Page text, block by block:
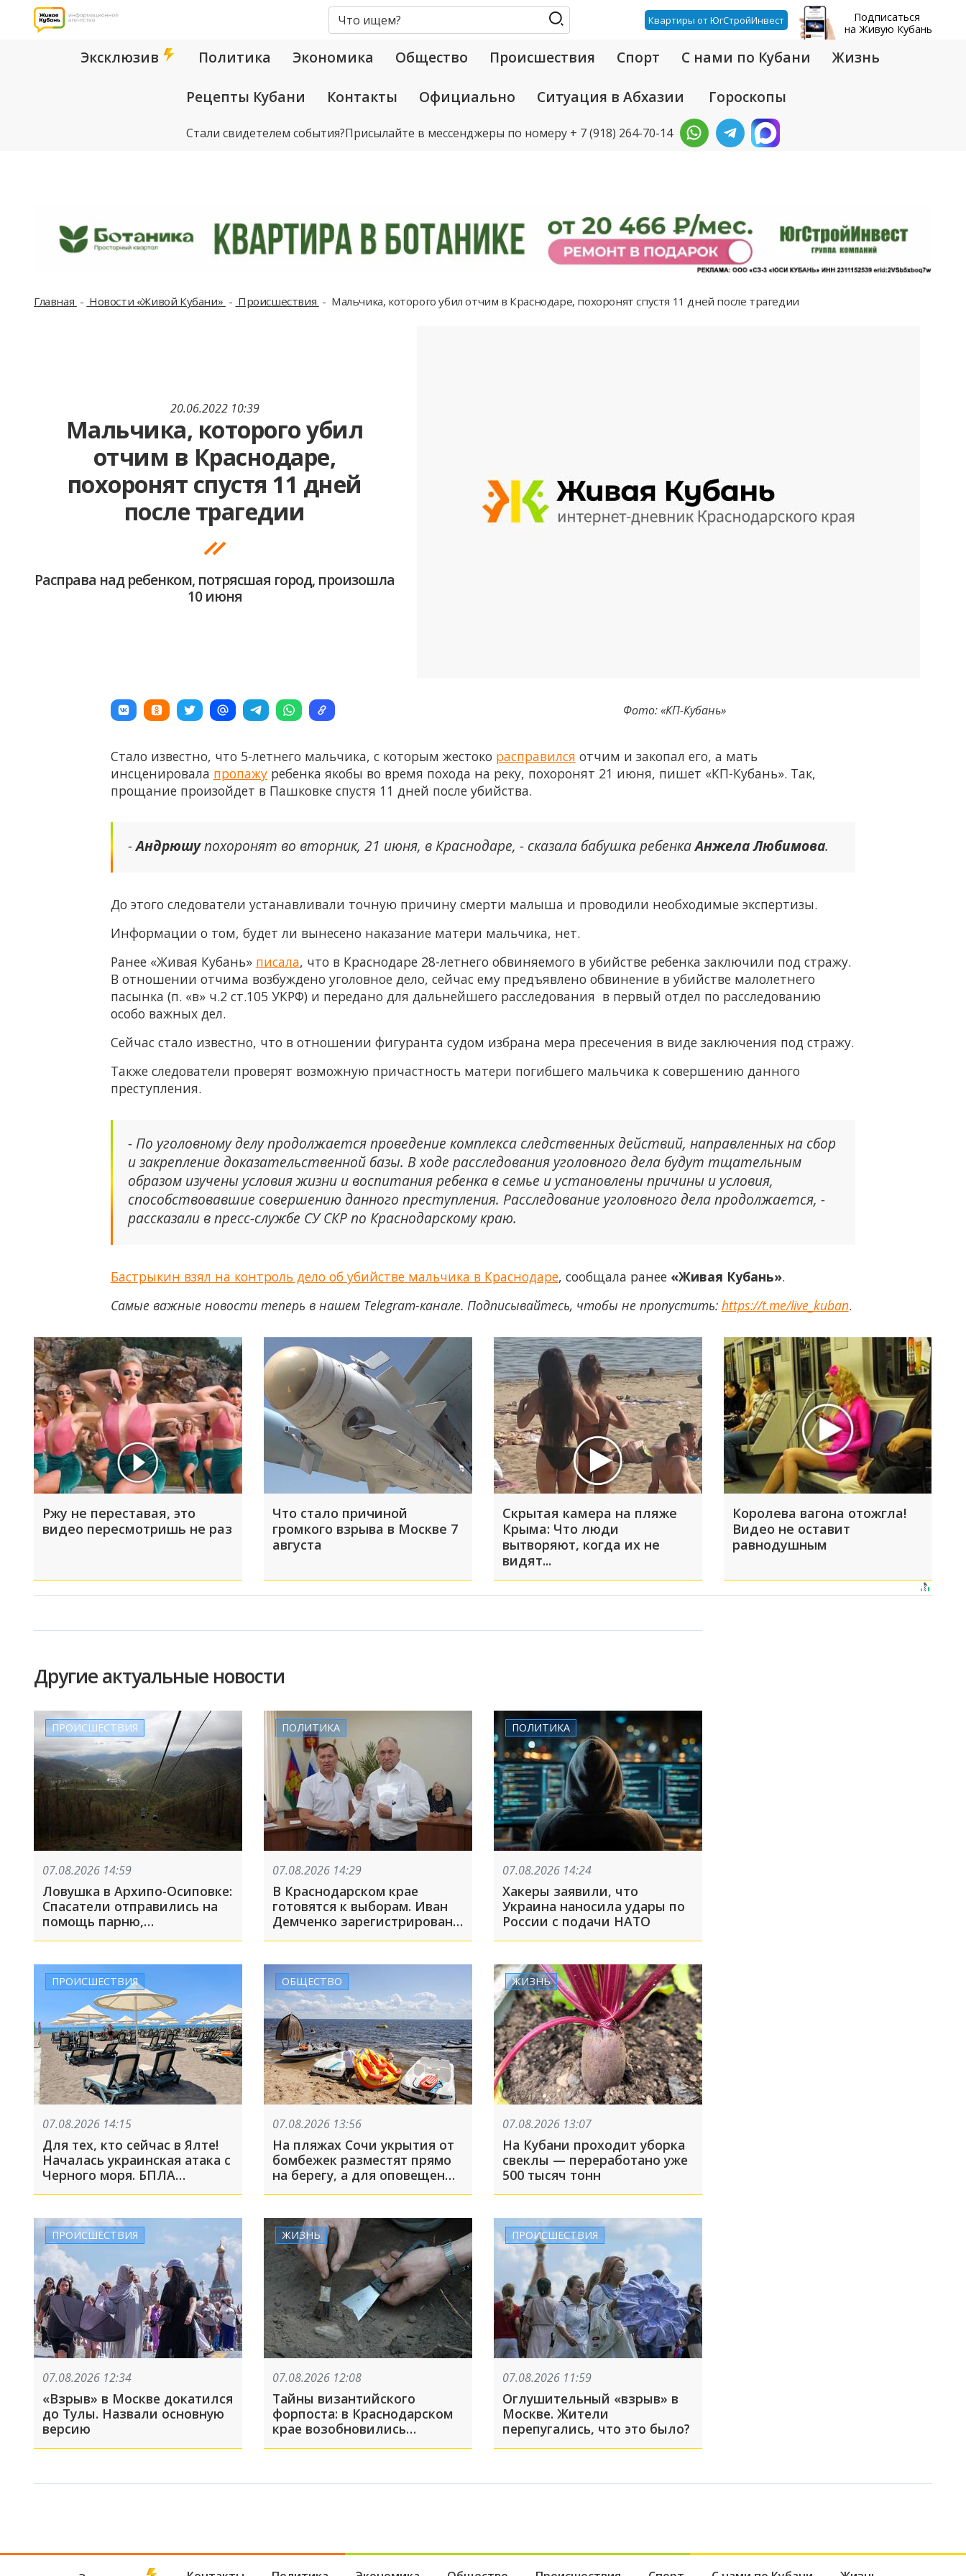
Квартиры от ЮгСтройИнвест
Подписаться
на Живую Кубань
Эксклюзив Политика Экономика Общество Происшествия Спорт С нами по Кубани Жизнь
Рецепты Кубани Контакты Официально Ситуация в Абхазии Гороскопы
Стали свидетелем события?Присылайте в мессенджеры по номеру + 7 (918) 264-70-14
Главная Новости «Живой Кубани» Происшествия Мальчика, которого убил отчим в Краснодаре, похоронят спустя 11 дней после трагедии
20.06.2022 10:39
Мальчика, которого убил
отчим в Краснодаре,
похоронят спустя 11 дней
после трагедии
Расправа над ребенком, потрясшая город, произошла
10 июня
Фото: «КП-Кубань»
Стало известно, что 5-летнего мальчика, с которым жестоко расправился отчим и закопал его, а мать
инсценировала пропажуребенка якобы во время похода на реку, похоронят 21 июня, пишет «КП-Кубань». Так,
прощание произойдет в Пашковке спустя 11 дней после убийства.
-Андрюшупохоронят во вторник, 21 июня, в Краснодаре, - сказала бабушка ребенкаАнжела Любимова.
До этого следователи устанавливали точную причину смерти малыша и проводили необходимые экспертизы.
Информации о том, будет ли вынесено наказание матери мальчика, нет.
Ранее «Живая Кубань» писала, что в Краснодаре 28-летнего обвиняемого в убийстве ребенка заключили под стражу.
В отношении отчима возбуждено уголовное дело, сейчас ему предъявлено обвинение в убийстве малолетнего
пасынка (п. «в» ч.2 ст.105 УКРФ) и передано для дальнейшего расследования в первый отдел по расследованию
особо важных дел.
Сейчас стало известно, что в отношении фигуранта судом избрана мера пресечения в виде заключения под стражу.
Также следователи проверят возможную причастность матери погибшего мальчика к совершению данного
преступления.
- По уголовному делу продолжается проведение комплекса следственных действий, направленных на сбор
и закрепление доказательственной базы. В ходе расследования уголовного дела будут тщательным
образом изучены условия жизни и воспитания ребенка в семье и установлены причины и условия,
способствовавшие совершению данного преступления. Расследование уголовного дела продолжается, -
рассказали в пресс-службе СУ СКР по Краснодарскому краю.
Бастрыкин взял на контроль дело об убийстве мальчика в Краснодаре, сообщала ранее «Живая Кубань».
Самые важные новости теперь в нашем Telegram-канале. Подписывайтесь, чтобы не пропустить: https://t.me/live_kuban.
Ржу не переставая, это
видео пересмотришь не раз
Что стало причиной
громкого взрыва в Москве 7
августа
Скрытая камера на пляже
Крыма: Что люди
вытворяют, когда их не
видят...
Королева вагона отожгла!
Видео не оставит
равнодушным
Другие актуальные новости
ПРОИСШЕСТВИЯ
07.08.2026 14:59
Ловушка в Архипо-Осиповке:
Спасатели отправились на
помощь парню,
оказавшемуся в беде
ПОЛИТИКА
07.08.2026 14:29
В Краснодарском крае
готовятся к выборам. Иван
Демченко зарегистрирован
кандидатом в Госдуму
ПОЛИТИКА
07.08.2026 14:24
Хакеры заявили, что
Украина наносила удары по
России с подачи НАТО
ПРОИСШЕСТВИЯ
07.08.2026 14:15
Для тех, кто сейчас в Ялте!
Началась украинская атака с
Черного моря. БПЛА
ОБЩЕСТВО
07.08.2026 13:56
На пляжах Сочи укрытия от
бомбежек разместят прямо
на берегу, а для оповещения
ЖИЗНЬ
07.08.2026 13:07
На Кубани проходит уборка
свеклы — переработано уже
500 тысяч тонн
ПРОИСШЕСТВИЯ
07.08.2026 12:34
«Взрыв» в Москве докатился
до Тулы. Назвали основную
версию
ЖИЗНЬ
07.08.2026 12:08
Тайны византийского
форпоста: в Краснодарском
крае возобновились
ПРОИСШЕСТВИЯ
07.08.2026 11:59
Оглушительный «взрыв» в
Москве. Жители
перепугались, что это было?